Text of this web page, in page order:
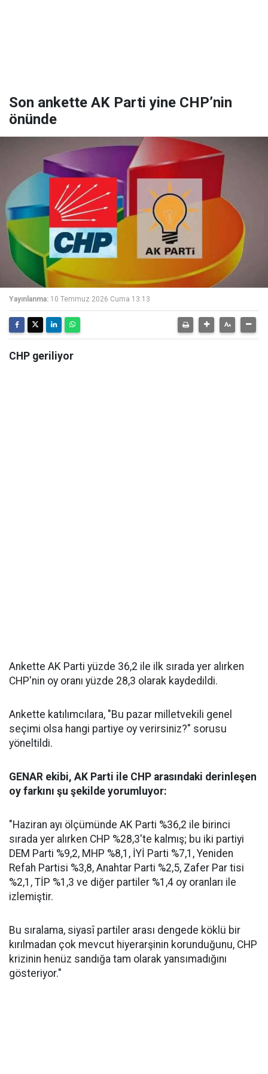
Son ankette AK Parti yine CHP’nin
önünde
Yayınlanma: 10 Temmuz 2026 Cuma 13:13
CHP geriliyor
Ankette AK Parti yüzde 36,2 ile ilk sırada yer alırken
CHP'nin oy oranı yüzde 28,3 olarak kaydedildi.
Ankette katılımcılara, "Bu pazar milletvekili genel
seçimi olsa hangi partiye oy verirsiniz?" sorusu
yöneltildi.
GENAR ekibi, AK Parti ile CHP arasındaki derinleşen
oy farkını şu şekilde yorumluyor:
"Haziran ayı ölçümünde AK Parti %36,2 ile birinci
sırada yer alırken CHP %28,3'te kalmış; bu iki partiyi
DEM Parti %9,2, MHP %8,1, İYİ Parti %7,1, Yeniden
Refah Partisi %3,8, Anahtar Parti %2,5, Zafer Par tisi
%2,1, TİP %1,3 ve diğer partiler %1,4 oy oranları ile
izlemiştir.
Bu sıralama, siyasî partiler arası dengede köklü bir
kırılmadan çok mevcut hiyerarşinin korunduğunu, CHP
krizinin henüz sandığa tam olarak yansımadığını
gösteriyor."